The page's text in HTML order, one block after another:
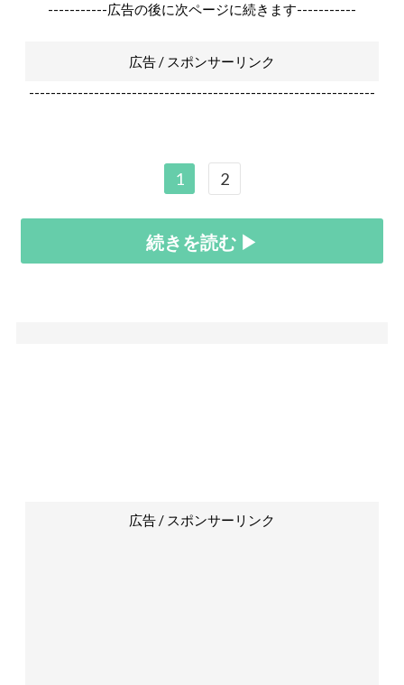
-----------広告の後に次ページに続きます-----------
広告 / スポンサーリンク
----------------------------------------------------------------
1 2
続きを読む ▶
広告 / スポンサーリンク